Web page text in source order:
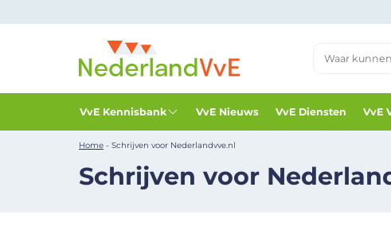
VvE Kennisbank VvE Nieuws VvE Diensten VvE
Home - Schrijven voor Nederlandvve.nl
Schrijven voor